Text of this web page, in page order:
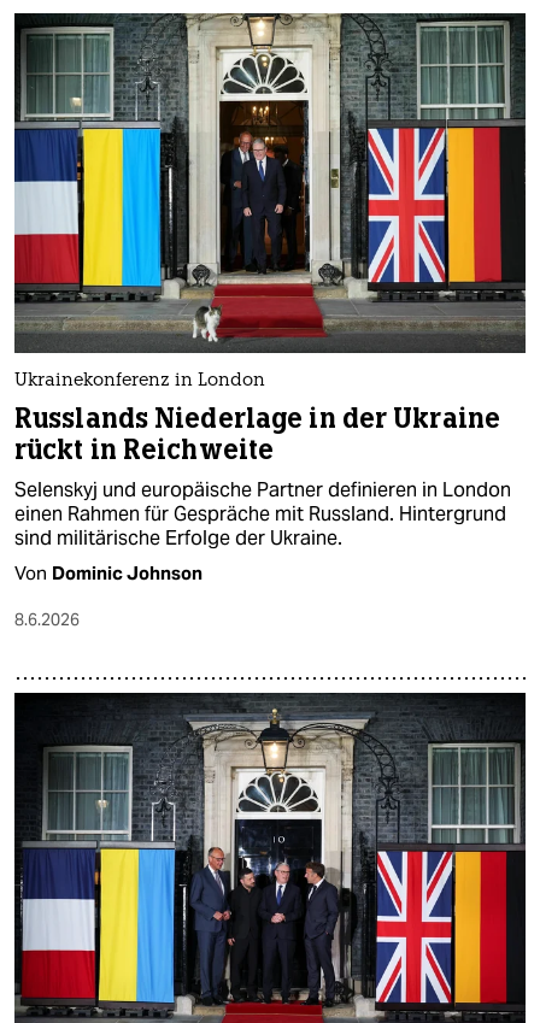
abo
genossenschaft
epaper login
Ukrainekonferenz in London
Russlands Niederlage in der Ukraine
rückt in Reichweite
Selenskyj und europäische Partner definieren in London
einen Rahmen für Gespräche mit Russland. Hintergrund
sind militärische Erfolge der Ukraine.
Von Dominic Johnson
8.6.2026